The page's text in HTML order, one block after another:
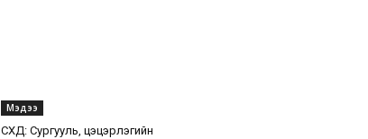
Мэдээ
СХД: Сургууль, цэцэрлэгийн